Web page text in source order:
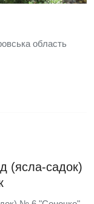
область
(ясла-садок)